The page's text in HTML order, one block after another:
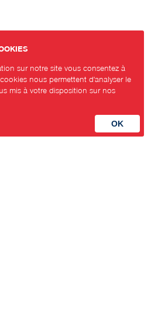
sur notre site vous consentez à
nous permettent d'analyser le
mis à votre disposition sur nos